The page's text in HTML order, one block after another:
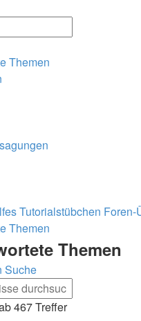
Themen
Tutorialstübchen Foren-
Themen
Themen
Suche
467 Treffer